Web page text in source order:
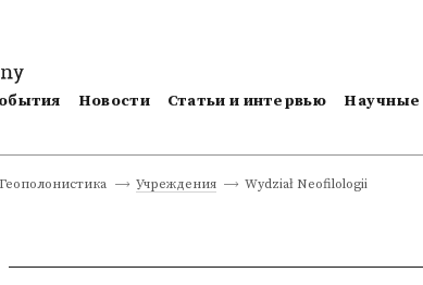
Новости Статьи и интервью
Геополонистика Учреждения Wydział Neofilologii